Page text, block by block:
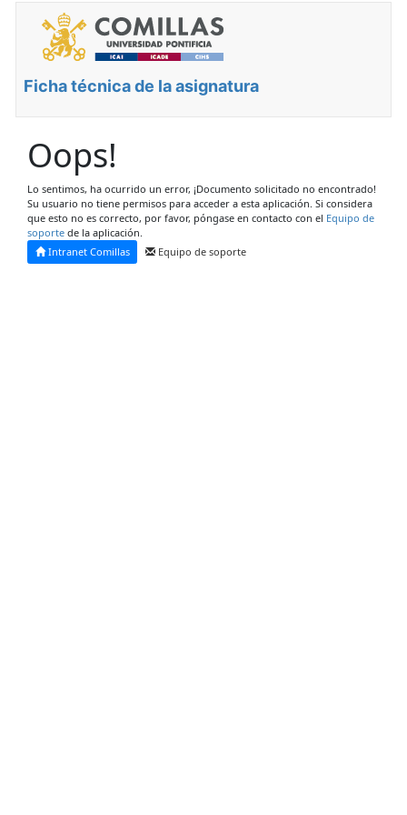
Ficha técnica de la asignatura
Oops!
Lo sentimos, ha ocurrido un error, ¡Documento solicitado no encontrado!
Su usuario no tiene permisos para acceder a esta aplicación. Si considera
que esto no es correcto, por favor, póngase en contacto con el Equipo de
soporte de la aplicación.
Intranet Comillas
Equipo de soporte